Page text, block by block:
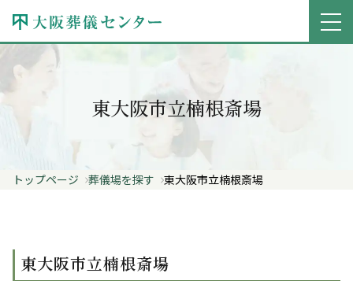
東大阪市立楠根斎場
トップページ 葬儀場を探す 東大阪市立楠根斎場
東大阪市立楠根斎場